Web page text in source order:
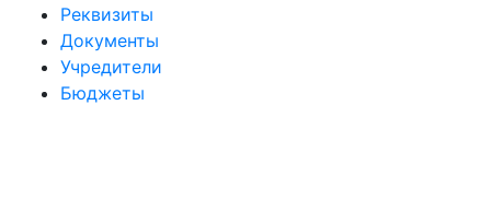
Реквизиты
Документы
Учредители
Бюджеты